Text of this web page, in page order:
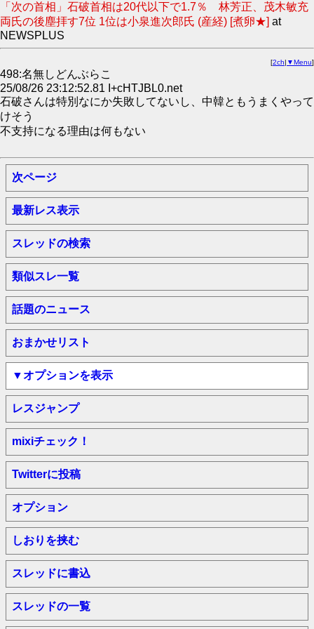
「次の首相」石破首相は20代以下で1.7％ 林芳正、茂木敏充
両氏の後塵拝す7位 1位は小泉進次郎氏 (産経) [煮卵★] at
NEWSPLUS
[2ch| ▼Menu]
498:名無しどんぶらこ
25/08/26 23:12:52.81 I+cHTJBL0.net
石破さんは特別なにか失敗してないし、中韓ともうまくやって
けそう
不支持になる理由は何もない
次ページ
最新レス表示
スレッドの検索
類似スレ一覧
話題のニュース
おまかせリスト
▼オプションを表示
レスジャンプ
mixiチェック！
Twitterに投稿
オプション
しおりを挟む
スレッドに書込
スレッドの一覧